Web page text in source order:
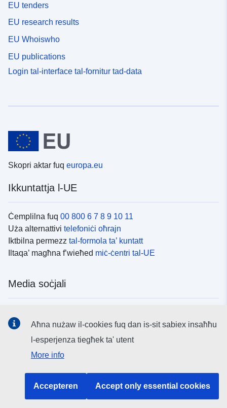
EU tenders
EU research results
EU Whoiswho
EU publications
Login tal-interface tal-fornitur tad-data
Skopri aktar fuq europa.eu
Ikkuntattja l-UE
Ċemplilna fuq 00 800 6 7 8 9 10 11
Uża alternattivi telefoniċi oħrajn
Iktbilna permezz tal-formola ta’ kuntatt
Iltaqa’ magħna f’wieħed miċ-ċentri tal-UE
Media soċjali
L-istituzzjonijiet u l-korpi tal-UE
Aħna nużaw il-cookies fuq dan is-sit sabiex insaħħu
l-esperjenza tiegħek ta' utent
More info
Accepteren Accept only essential cookies